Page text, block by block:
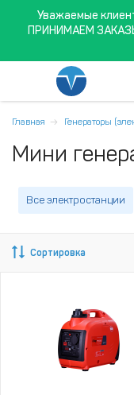
Уважаемые
ПРИНИМАЕМ
Главная Генераторы
Мини
Все электростанции
Сортировка